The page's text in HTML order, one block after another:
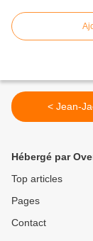
< Jean-
Hébergé par
Top articles
Pages
Contact